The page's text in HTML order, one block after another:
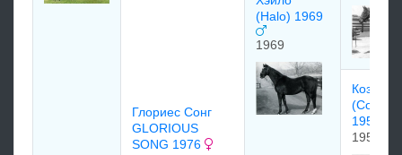
Глориес Сонг
GLORIOUS
SONG 1976
(Halo) 1969
1969
Кoзмa
1953
1953